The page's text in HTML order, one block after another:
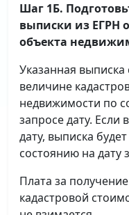
Шаг 1Б.
выписки из ЕГРН
объекта
Указанная
величине
недвижимости по
запросе дату.
дату, выписка
состоянию на дату
Плата за
кадастровой